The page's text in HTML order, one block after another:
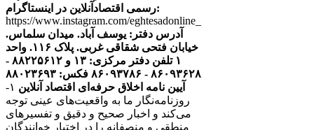
رسمی اقتصادآنلاین در اینستاگرام:
https://www.instagram.com/eghtesadonline_
آدرس دفتر: یوسف آباد. میدان سلماس.
خیابان فتحی شقاقی غربی. پلاک ۱۱۶. واحد
۱
تلفن دفتر مرکزی: ۱۳ و ۸۸۲۲۵۶۱۲ -
۸۶۰۹۳۶۲۸ - ۸۶۰۹۳۷۸۶ فکس: ۸۸۰۲۳۶۹۳
آیین نامه اخلاق حرفه‌ای اقتصاد آنلاین
۱-
روزنامه‌نگار ما به واقعیت‌های عینی توجه
می‌کند و اخبار صحیح و دقیق و تفسیرهای
منطقی و منصفانه را در اختیار خوانندگان